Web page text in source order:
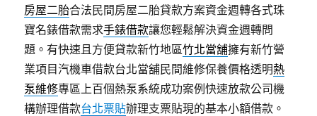
房屋二胎合法民間房屋二胎貸款方案資金週轉各式珠
寶名錶借款需求手錶借款讓您輕鬆解決資金週轉問
題。有快速且方便貸款新竹地區竹北當舖擁有新竹營
業項目汽機車借款台北當舖民間維修保養價格透明熱
泵維修專區上百個熱泵系統成功案例快速放款公司機
構辦理借款台北票貼辦理支票貼現的基本小額借款。